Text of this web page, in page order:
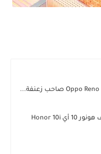
إكتشف المواصفات الكاملة لهاتف هونور 10 أي Honor 10i